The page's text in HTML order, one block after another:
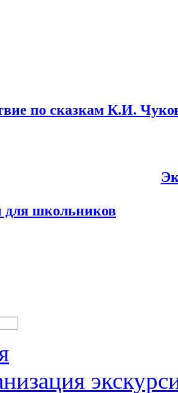
по сказкам К.И.
для школьников